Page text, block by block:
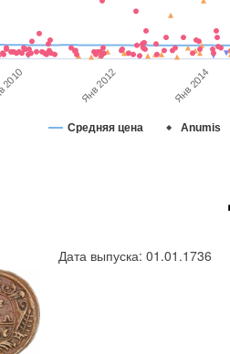
Средняя цена Anumis
Янв 2012 Янв 2014
Дата выпуска: 01.01.1736